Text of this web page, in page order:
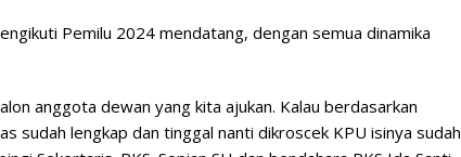
Pemilu 2024 mendatang, dengan semua dinamika
anggota dewan yang kita ajukan. Kalau berdasarkan
sudah lengkap dan tinggal nanti dikroscek KPU isinya sudah